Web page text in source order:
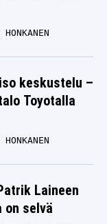
keskustelu –
Toyotalla
Laineen
on selvä